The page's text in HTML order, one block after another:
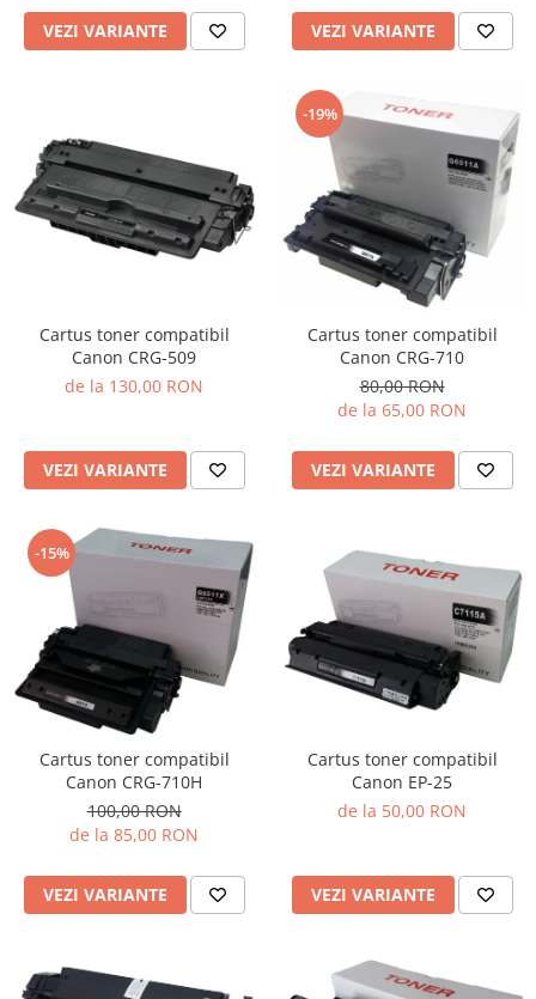
VEZI VARIANTE VEZI VARIANTE
Cartus toner compatibil
Canon CRG-509
de la 130,00 RON
VEZI VARIANTE
-19%
Cartus toner compatibil
Canon CRG-710
80,00 RON
de la 65,00 RON
VEZI VARIANTE
-15%
Cartus toner compatibil
Canon CRG-710H
100,00 RON
de la 85,00 RON
VEZI VARIANTE
Cartus toner compatibil
Canon EP-25
de la 50,00 RON
VEZI VARIANTE